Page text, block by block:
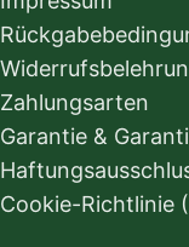
Zahlungsarten
Garantie &
Cookie-Richtlinie